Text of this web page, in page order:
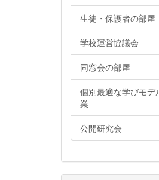
生徒・保護者の部屋
学校運営協議会
同窓会の部屋
個別最適な学びモデ
業
公開研究会